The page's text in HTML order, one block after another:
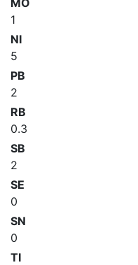
MO
1
NI
5
PB
2
RB
0.3
SB
2
SE
0
SN
0
TI